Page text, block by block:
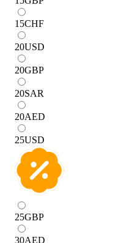
15CHF
20USD
20GBP
20SAR
20AED
25USD
25GBP
30AED